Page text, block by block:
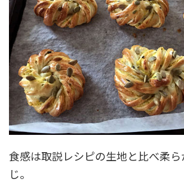
食感は取説レシピの生地と比べ柔
じ。